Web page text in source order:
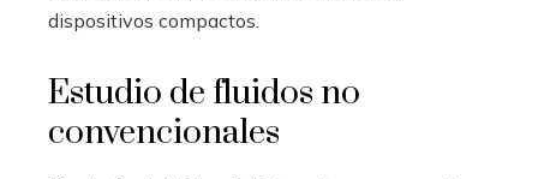
dispositivos compactos.
Estudio de fluidos no
convencionales